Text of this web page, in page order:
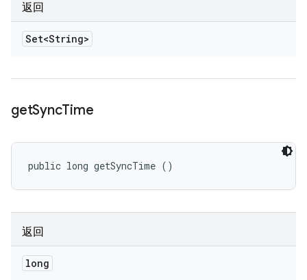
返回
Set<String>
getSyncTime
public long getSyncTime ()
返回
long